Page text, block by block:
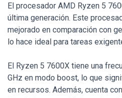
El procesador AMD Ryzen 5
última generación. Este
mejorado en comparación con
lo hace ideal para tareas
El Ryzen 5 7600X tiene una
GHz en modo boost, lo que
en recursos. Además, cuenta